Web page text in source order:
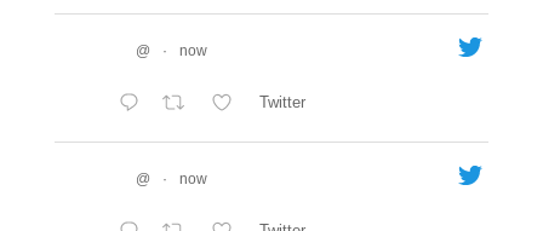
@ · now
Twitter
@ · now